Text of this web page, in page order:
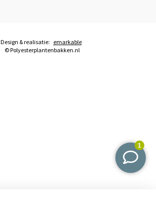
© Polyesterplantenbakken.nl
Design & realisatie: emarkable